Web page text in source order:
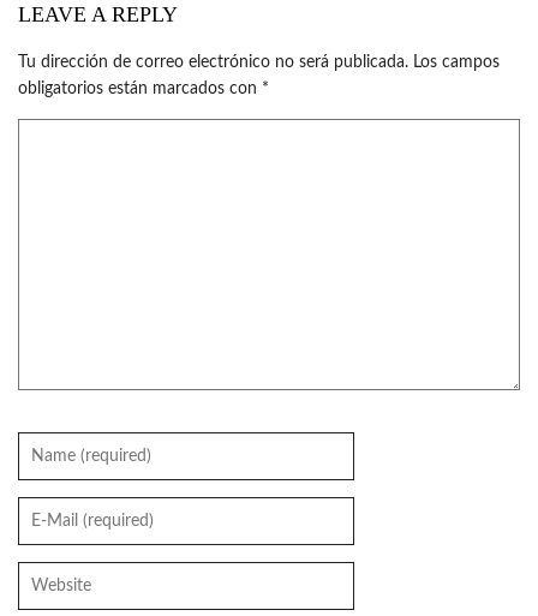
LEAVE A REPLY
Tu dirección de correo electrónico no será publicada. Los campos
obligatorios están marcados con *